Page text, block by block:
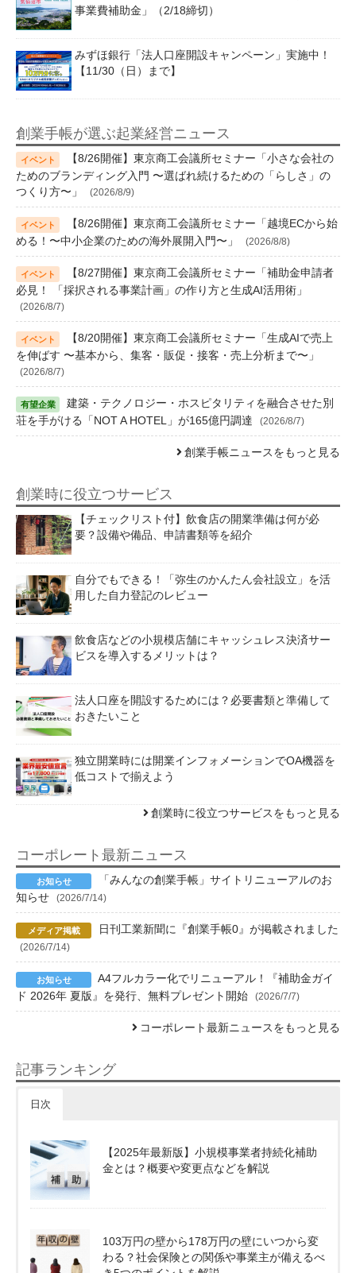
事業費補助金」（2/18締切）
みずほ銀行「法人口座開設キャンペーン」実施中！
【11/30（日）まで】
創業手帳が選ぶ起業経営ニュース
【8/26開催】東京商工会議所セミナー「小さな会社の
ためのブランディング入門 〜選ばれ続けるための「らしさ」の
つくり方〜」
(2026/8/9)
【8/26開催】東京商工会議所セミナー「越境ECから始
める！〜中小企業のための海外展開入門〜」
(2026/8/8)
【8/27開催】東京商工会議所セミナー「補助金申請者
必見！ 「採択される事業計画」の作り方と生成AI活用術」
(2026/8/7)
【8/20開催】東京商工会議所セミナー「生成AIで売上
を伸ばす 〜基本から、集客・販促・接客・売上分析まで〜」
(2026/8/7)
建築・テクノロジー・ホスピタリティを融合させた別
荘を手がける「NOT A HOTEL」が165億円調達
(2026/8/7)
創業手帳ニュースをもっと見る
創業時に役立つサービス
【チェックリスト付】飲食店の開業準備は何が必
要？設備や備品、申請書類等を紹介
自分でもできる！「弥生のかんたん会社設立」を活
用した自力登記のレビュー
飲食店などの小規模店舗にキャッシュレス決済サー
ビスを導入するメリットは？
法人口座を開設するためには？必要書類と準備して
おきたいこと
独立開業時には開業インフォメーションでOA機器を
低コストで揃えよう
創業時に役立つサービスをもっと見る
コーポレート最新ニュース
「みんなの創業手帳」サイトリニューアルのお
知らせ
(2026/7/14)
日刊工業新聞に『創業手帳0』が掲載されました
(2026/7/14)
A4フルカラー化でリニューアル！『補助金ガイ
ド 2026年 夏版』を発行、無料プレゼント開始
(2026/7/7)
コーポレート最新ニュースをもっと見る
記事ランキング
日次
【2025年最新版】小規模事業者持続化補助
金とは？概要や変更点などを解説
103万円の壁から178万円の壁にいつから変
わる？社会保険との関係や事業主が備えるべ